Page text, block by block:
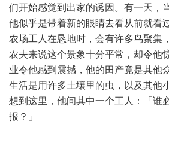
们开始感觉到出家的诱因。有一天，
他似乎是带着新的眼睛去看从前就看
农场工人在恳地时，会有许多鸟聚集
农夫来说这个景象十分平常，却令他
业令他感到震撼，他的田产竟是其他
生活是用许多土壤里的虫，以及其他
想到这里，他问其中一个工人：「谁
报？」